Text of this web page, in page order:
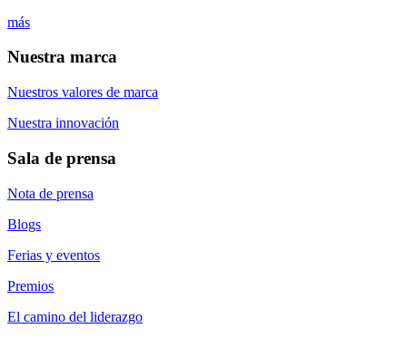
más
Nuestra marca
Nuestros valores de marca
Nuestra innovación
Sala de prensa
Nota de prensa
Blogs
Ferias y eventos
Premios
El camino del liderazgo